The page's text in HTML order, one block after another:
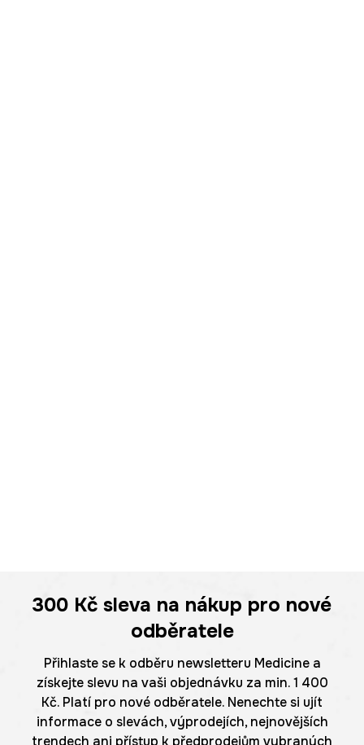
300 Kč sleva na nákup pro nové
odběratele
Přihlaste se k odběru newsletteru Medicine a
získejte slevu na vaši objednávku za min. 1 400
Kč. Platí pro nové odběratele. Nenechte si ujít
informace o slevách, výprodejích, nejnovějších
trendech ani přístup k předprodejům vybraných